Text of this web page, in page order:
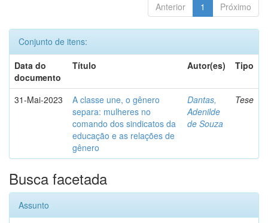
Anterior 1 Próximo
Conjunto de itens:
Data do
documento
Título Autor(es) Tipo
31-Mai-2023
A classe une, o gênero
separa: mulheres no
comando dos sindicatos da
educação e as relações de
gênero
Dantas,
Adenilde
de Souza
Tese
Busca facetada
Assunto